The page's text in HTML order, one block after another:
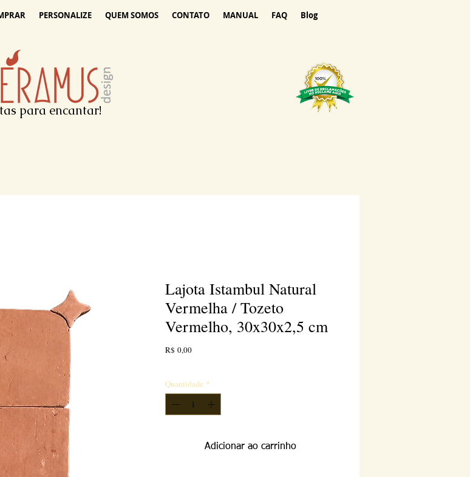
PERSONALIZE QUEM SOMOS CONTATO MANUAL FAQ Blog
para encantar!
Lajota Istambul Natural
Vermelha / Tozeto
Vermelho, 30x30x2,5 cm
R$ 0,00Preço
Quantidade *
Adicionar ao carrinho